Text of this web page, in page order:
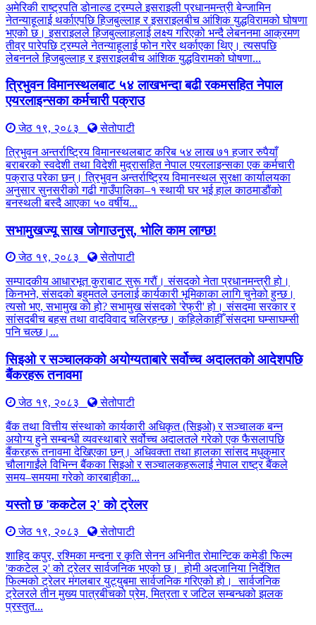
अमेरिकी राष्ट्रपति डोनाल्ड ट्रम्पले इसराइली प्रधानमन्त्री बेन्जामिन
नेतन्याहूलाई थर्काएपछि हिजबुल्लाह र इसराइलबीच आंशिक युद्धविरामको घोषणा
भएको छ। इसराइलले हिजबुल्लाहलाई लक्ष्य गरिएको भन्दै लेबननमा आक्रमण
तीव्र पारेपछि ट्रम्पले नेतन्याहूलाई फोन गरेर थर्काएका थिए। त्यसपछि
लेबननले हिजबुल्लाह र इसराइलबीच आंशिक युद्धविरामको घोषणा...
त्रिभुवन विमानस्थलबाट ५४ लाखभन्दा बढी रकमसहित नेपाल
एयरलाइन्सका कर्मचारी पक्राउ
जेठ १९, २०८३
सेतोपाटी
त्रिभुवन अन्तर्राष्ट्रिय विमानस्थलबाट करिब ५४ लाख ७१ हजार रुपैयाँ
बराबरको स्वदेशी तथा विदेशी मुद्रासहित नेपाल एयरलाइन्सका एक कर्मचारी
पक्राउ परेका छन्। त्रिभुवन अन्तर्राष्ट्रिय विमानस्थल सुरक्षा कार्यालयका
अनुसार सुनसरीको गढी गाउँपालिका–१ स्थायी घर भई हाल काठमाडौंको
बनस्थली बस्दै आएका ५० वर्षीय...
सभामुखज्यू साख जोगाउनुस्, भोलि काम लाग्छ!
जेठ १९, २०८३
सेतोपाटी
सम्पादकीय आधारभूत कुराबाट सुरू गरौं। संसदको नेता प्रधानमन्त्री हो।
किनभने, संसदको बहुमतले उनलाई कार्यकारी भूमिकाका लागि चुनेको हुन्छ।
त्यसो भए, सभामुख को हो? सभामुख संसदको 'रेफ्री' हो। संसदमा सरकार र
सांसदबीच बहस तथा वादविवाद चलिरहन्छ। कहिलेकाहीँ संसदमा घम्साघम्सी
पनि चल्छ।...
सिइओ र सञ्चालकको अयोग्यताबारे सर्वोच्च अदालतको आदेशपछि
बैंकरहरू तनावमा
जेठ १९, २०८३
सेतोपाटी
बैंक तथा वित्तीय संस्थाको कार्यकारी अधिकृत (सिइओ) र सञ्चालक बन्न
अयोग्य हुने सम्बन्धी व्यवस्थाबारे सर्वोच्च अदालतले गरेको एक फैसलापछि
बैंकरहरू तनावमा देखिएका छन्। अधिवक्ता तथा हालका सांसद मधुकुमार
चौलागाईंले विभिन्न बैंकका सिइओ र सञ्चालकहरूलाई नेपाल राष्ट्र बैंकले
समय–समयमा गरेको कारबाहीका...
यस्तो छ 'ककटेल २' को ट्रेलर
जेठ १९, २०८३
सेतोपाटी
शाहिद कपुर, रश्मिका मन्दना र कृति सेनन अभिनीत रोमान्टिक कमेडी फिल्म
'ककटेल २' को ट्रेलर सार्वजनिक भएको छ। होमी अदजानिया निर्देशित
फिल्मको ट्रेलर मंगलबार युट्युबमा सार्वजनिक गरिएको हो। सार्वजनिक
ट्रेलरले तीन मुख्य पात्रबीचको प्रेम, मित्रता र जटिल सम्बन्धको झलक
प्रस्तुत...